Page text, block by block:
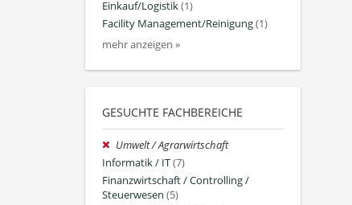
Einkauf/Logistik(1)
Facility Management/Reinigung(1)
mehr anzeigen »
GESUCHTE FACHBEREICHE
Umwelt / Agrarwirtschaft
Informatik / IT(7)
Finanzwirtschaft / Controlling /
Steuerwesen (5)